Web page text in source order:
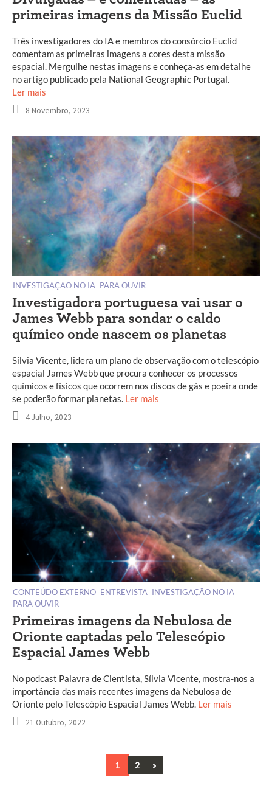
primeiras imagens da Missão Euclid
Três investigadores do IA e membros do consórcio Euclid
comentam as primeiras imagens a cores desta missão
espacial. Mergulhe nestas imagens e conheça-as em detalhe
no artigo publicado pela National Geographic Portugal.
Ler mais
8 Novembro, 2023
INVESTIGAÇÃO NO IA PARA OUVIR
Investigadora portuguesa vai usar o
James Webb para sondar o caldo
químico onde nascem os planetas
Sílvia Vicente, lidera um plano de observação com o telescópio
espacial James Webb que procura conhecer os processos
químicos e físicos que ocorrem nos discos de gás e poeira onde
se poderão formar planetas. Ler mais
4 Julho, 2023
CONTEÚDO EXTERNO ENTREVISTA INVESTIGAÇÃO NO IA
PARA OUVIR
Primeiras imagens da Nebulosa de
Orionte captadas pelo Telescópio
Espacial James Webb
No podcast Palavra de Cientista, Sílvia Vicente, mostra-nos a
importância das mais recentes imagens da Nebulosa de
Orionte pelo Telescópio Espacial James Webb. Ler mais
21 Outubro, 2022
Navegação
1 2 Next
»